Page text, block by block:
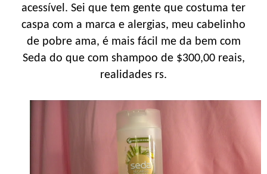
acessível. Sei que tem gente que costuma ter
caspa com a marca e alergias, meu cabelinho
de pobre ama, é mais fácil me da bem com
Seda do que com shampoo de $300,00 reais,
realidades rs.